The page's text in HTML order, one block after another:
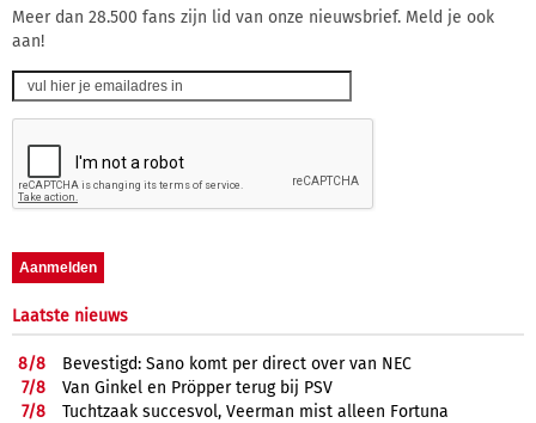
Meer dan 28.500 fans zijn lid van onze nieuwsbrief. Meld je ook
aan!
Laatste nieuws
8/8
Bevestigd: Sano komt per direct over van NEC
7/8
Van Ginkel en Pröpper terug bij PSV
7/8
Tuchtzaak succesvol, Veerman mist alleen Fortuna